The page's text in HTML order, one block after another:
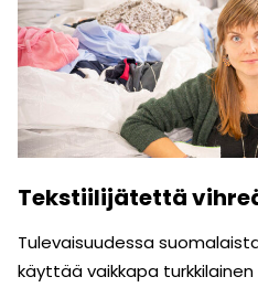
Tekstiilijätettä
Tulevaisuudessa
käyttää vaikkapa turkkilainen